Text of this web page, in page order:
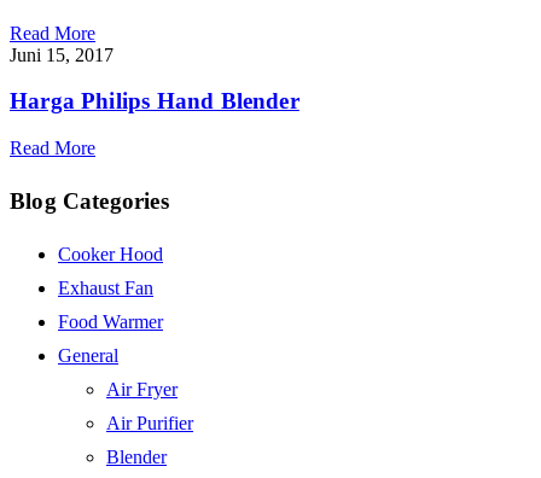
Read More
Juni 15, 2017
Harga Philips Hand Blender
Read More
Blog Categories
Cooker Hood
Exhaust Fan
Food Warmer
General
Air Fryer
Air Purifier
Blender